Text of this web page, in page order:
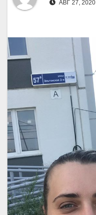
АВГ 27, 2020